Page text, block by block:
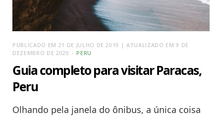
PUBLICADO EM 21 DE JULHO DE 2019 | ATUALIZADO EM 9 DE
DEZEMBRO DE 2020
PERU
Guia completo para visitar Paracas,
Peru
Olhando pela janela do ônibus, a única coisa